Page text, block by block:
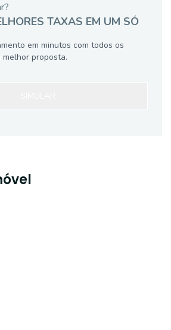
TAXAS EM UM SÓ
em minutos com todos os
proposta.